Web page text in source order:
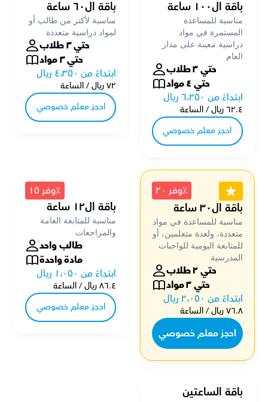
باقة الساعتين
٪وفر ١٥
باقة ال١٢ ساعة
والمراجعات
طالب واحد
مادة واحدة
ابتداءً من ١،٠٥٠ ريال
٨٦.٤ ريال / الساعة
احجز معلم خصوصي
٪وفر ٢٠
باقة ال٣٠ ساعة
المدرسية
حتي ٢ طلاب
حتي ٣ مواد
ابتداءً من ٢،٠٥٠ ريال
٧٦.٨ ريال / الساعة
احجز معلم خصوصي
باقة ال٦٠ ساعة
لمواد دراسية متعددة
حتي ٣ طلاب
حتي ٣ مواد
ابتداءً من ٤،٣٥٠ ريال
٧٢ ريال / الساعة
احجز معلم خصوصي
باقة ال١٠٠ ساعة
العام
حتي ٣ طلاب
حتي ٤ مواد
ابتداءً من ٦،٢٥٠ ريال
٦٢.٤ ريال / الساعة
احجز معلم خصوصي